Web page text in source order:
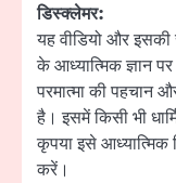
डिस्क्लेमर:
यह वीडियो और इसकी
के आध्यात्मिक ज्ञान
परमात्मा की पहचान
है। इसमें किसी भी
कृपया इसे
करें।